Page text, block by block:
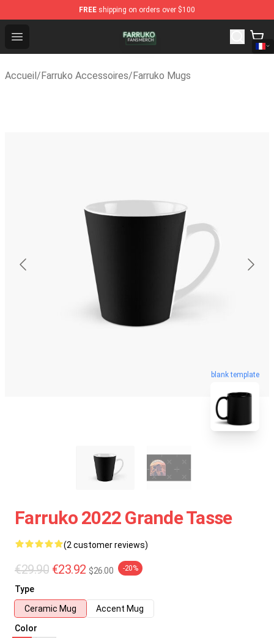
FREE shipping on orders over $100
Open menu
Farruko Shop - Official Farruko Merchandise Store
Accueil/Farruko Accessoires/Farruko Mugs
blank template
Farruko 2022 Grande Tasse
(2 customer reviews)
€29.90 €23.92 $26.00 -20%
Type
Ceramic Mug
Accent Mug
Color